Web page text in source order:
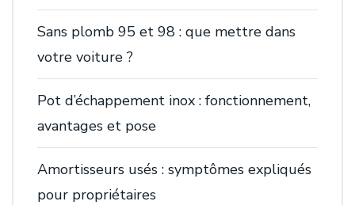
Sans plomb 95 et 98 : que mettre dans
votre voiture ?
Pot d’échappement inox : fonctionnement,
avantages et pose
Amortisseurs usés : symptômes expliqués
pour propriétaires